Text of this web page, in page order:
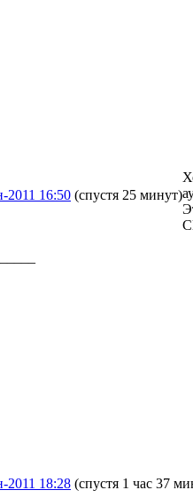
16:50 (спустя 25 минут)
18:28 (спустя 1 час 37